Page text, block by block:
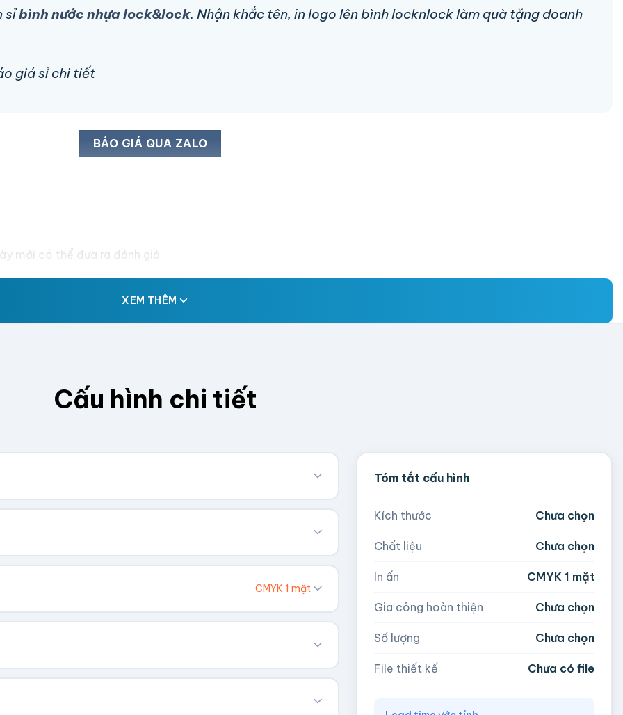
sỉbình nước nhựa lock&lock. Nhận khắc tên, in logo lên bình locknlock làm quà tặng doanh
giá sỉ chi tiết
BÁO GIÁ QUA ZALO
mới có thể đưa ra đánh giá.
XEM THÊM
Cấu hình chi tiết
Chúng tôi sẽ tính toán kích thước tổng thể.
Cao (cm)
CMYK 1 mặt
Tóm tắt cấu hình
Kích thước Chưa chọn
Chất liệu Chưa chọn
In ấn CMYK 1 mặt
Gia công hoàn thiện Chưa chọn
Số lượng Chưa chọn
File thiết kế Chưa có file